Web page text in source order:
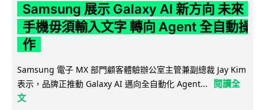
Samsung 展示 Galaxy AI 新方向 未來
手機毋須輸入文字 轉向 Agent 全自動操
作
Samsung 電子 MX 部門顧客體驗辦公室主管兼副總裁 Jay Kim
表示，品牌正推動 Galaxy AI 邁向全自動化 Agent...
閱讀全
文